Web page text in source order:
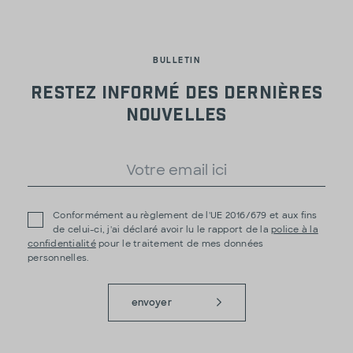
BULLETIN
Restez informé des dernières
nouvelles
Conformément au règlement de l'UE 2016/679 et aux fins
de celui-ci, j'ai déclaré avoir lu le rapport de la police à la
confidentialitépour le traitement de mes données
personnelles.
envoyer